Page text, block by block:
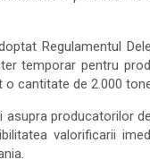
Regulamentul
temporar pentru
cantitate de 2.000
producatorilor
valorificarii